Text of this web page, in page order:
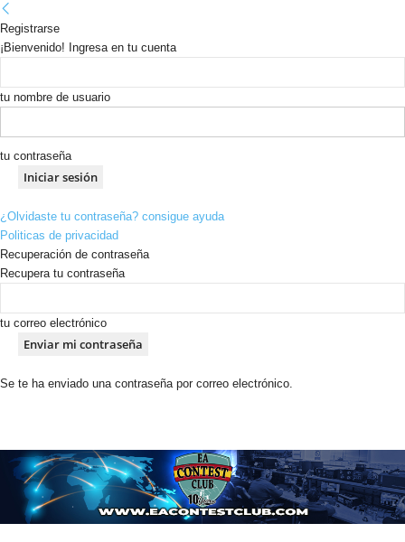
Registrarse
¡Bienvenido! Ingresa en tu cuenta
tu nombre de usuario
tu contraseña
¿Olvidaste tu contraseña? consigue ayuda
Politicas de privacidad
Recuperación de contraseña
Recupera tu contraseña
tu correo electrónico
Se te ha enviado una contraseña por correo electrónico.